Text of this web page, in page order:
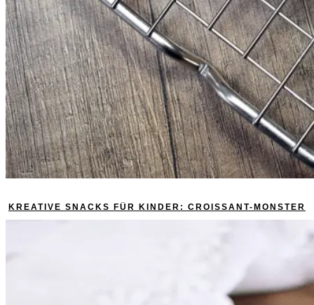
KREATIVE SNACKS FÜR KINDER: CROISSANT-MONSTER